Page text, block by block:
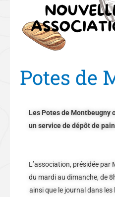
Potes de
Les Potes de Montbeugny
un service de dépôt de
L’association, présidée par
du mardi au dimanche, de
ainsi que le journal dans
Montbeugny